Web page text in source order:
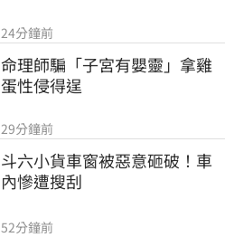
24分鐘前
命理師騙「子宮有嬰靈」拿雞
蛋性侵得逞
29分鐘前
斗六小貨車窗被惡意砸破！車
內慘遭搜刮
52分鐘前